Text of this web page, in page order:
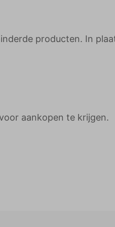
producten. In
aankopen te krijgen.